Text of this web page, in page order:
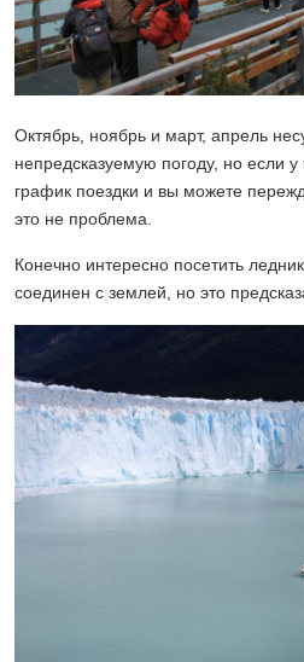
Октябрь, ноябрь и март, апрель
непредсказуемую погоду, но если
график поездки и вы можете
это не проблема.
Конечно интересно посетить
соединен с землей, но это